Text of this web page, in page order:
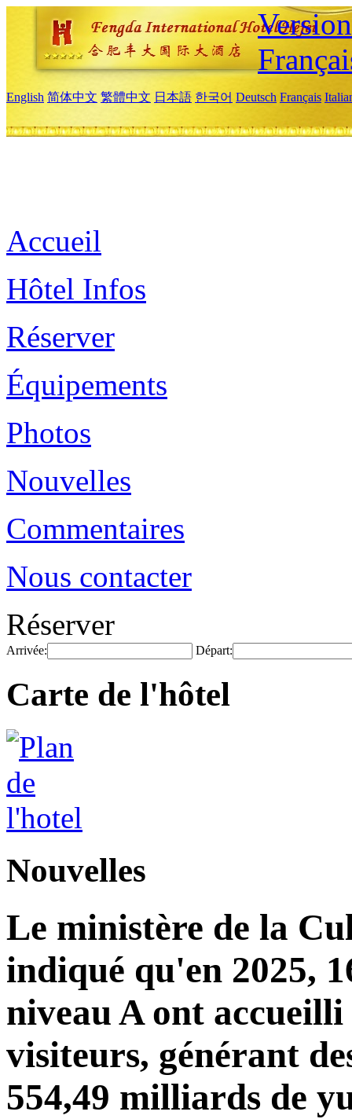
English 简体中文 繁體中文 日本語 한국어 Deutsch Français
Accueil
Hôtel Infos
Réserver
Équipements
Photos
Nouvelles
Commentaires
Nous contacter
Réserver
Arrivée: Départ:
Carte de l'hôtel
Nouvelles
Le ministère de la
indiqué qu'en 2025,
niveau A ont
visiteurs, générant
554,49 milliards de